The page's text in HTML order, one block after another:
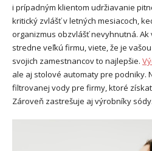
i prípadným klientom udržiavanie
kritický zvlášť v letných mesiacoch,
organizmus obzvlášť nevyhnutná. Ak
stredne veľkú firmu, viete, že je
svojich zamestnancov to najlepšie.
ale aj stolové automaty pre podniky.
filtrovanej vody pre firmy, ktoré
Zároveň zastrešuje aj výrobníky sódy.